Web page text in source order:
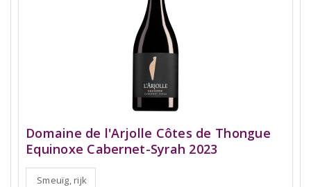
Domaine de l'Arjolle Côtes de Thongue
Equinoxe Cabernet-Syrah 2023
Smeuïg, rijk